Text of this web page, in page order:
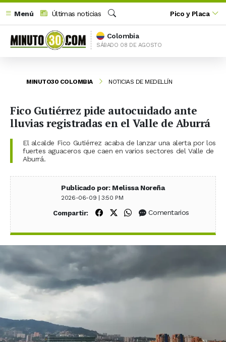
Menú
Últimas noticias
Buscar
Pico y Placa
Colombia
SÁBADO 08 DE AGOSTO
MINUTO30 COLOMBIA NOTICIAS DE MEDELLÍN
Fico Gutiérrez pide autocuidado ante
lluvias registradas en el Valle de Aburrá
El alcalde Fico Gutiérrez acaba de lanzar una alerta por los
fuertes aguaceros que caen en varios sectores del Valle de
Aburrá.
Publicado por: Melissa Noreña
2026-06-09 | 3:50 PM
Compartir: Compartir en Facebook
Compartir en X (Twitter)
Compartir en WhatsApp
Comentarios